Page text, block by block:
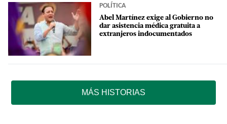
POLÍTICA
Abel Martínez exige al Gobierno no
dar asistencia médica gratuita a
extranjeros indocumentados
MÁS HISTORIAS